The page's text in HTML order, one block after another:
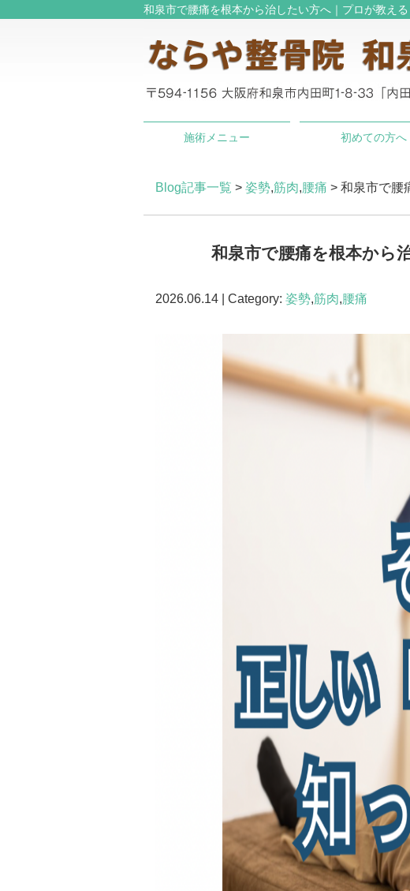
和泉市で腰痛を根本から治したい方へ｜プロが教え
施術メニュー 初めての方へ
Blog記事一覧 > 姿勢,筋肉,腰痛 > 和泉市で腰
和泉市で腰痛を根本から
2026.06.14 | Category: 姿勢,筋肉,腰痛